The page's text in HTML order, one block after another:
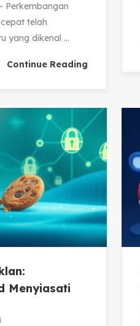
Perkembangan
telah
yang dikenal ...
Continue Reading
Menyiasati